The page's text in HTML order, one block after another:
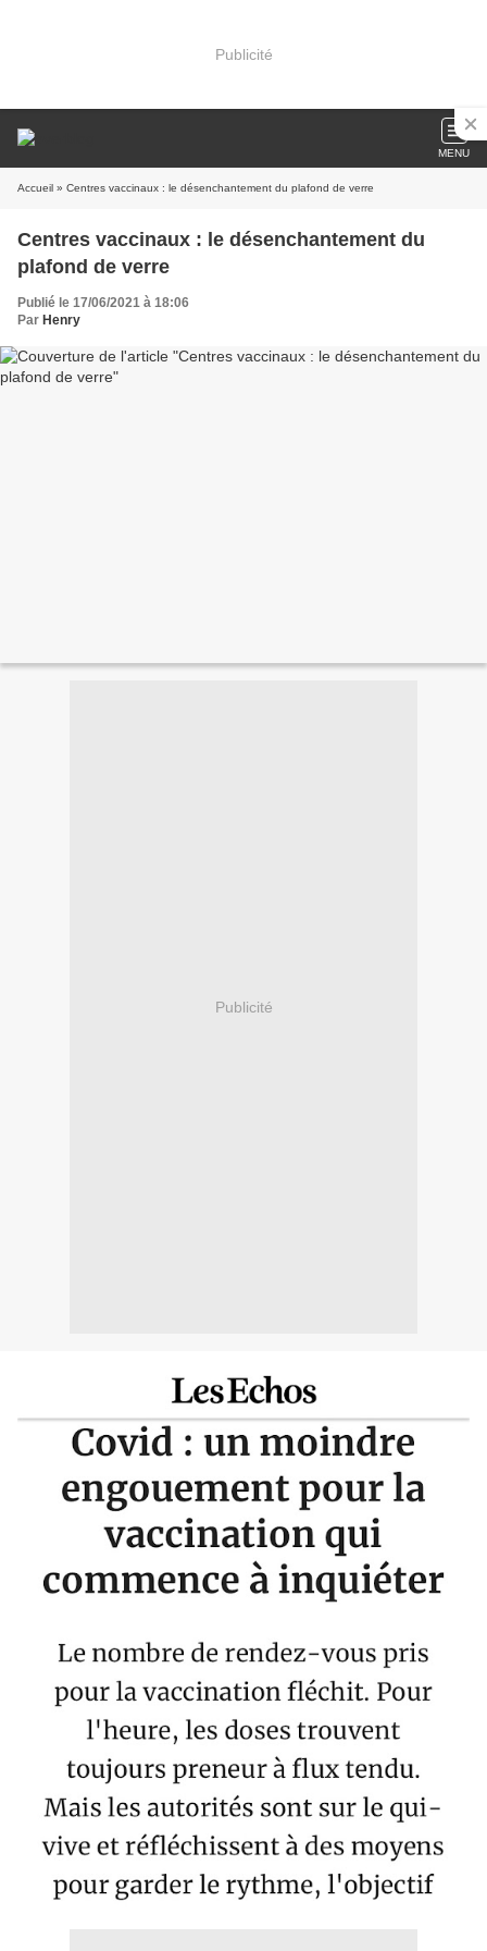
Publicité
MENU
Accueil » Centres vaccinaux : le désenchantement du plafond de verre
Centres vaccinaux : le désenchantement du
plafond de verre
Publié le 17/06/2021 à 18:06
Par Henry
Publicité